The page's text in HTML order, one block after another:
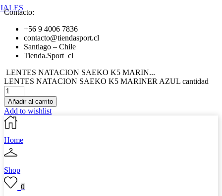
Contacto:
+56 9 4006 7836
contacto@tiendasport.cl
Santiago – Chile
Tienda.Sport_cl
LENTES NATACION SAEKO K5 MARIN...
LENTES NATACION SAEKO K5 MARINER AZUL cantidad
Añadir al carrito
Add to wishlist
Home
Shop
0